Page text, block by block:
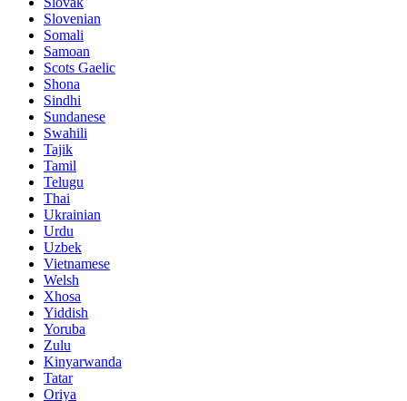
Slovenian
Somali
Samoan
Scots Gaelic
Shona
Sindhi
Sundanese
Swahili
Tajik
Tamil
Telugu
Thai
Ukrainian
Urdu
Uzbek
Vietnamese
Welsh
Xhosa
Yiddish
Yoruba
Zulu
Kinyarwanda
Tatar
Oriya